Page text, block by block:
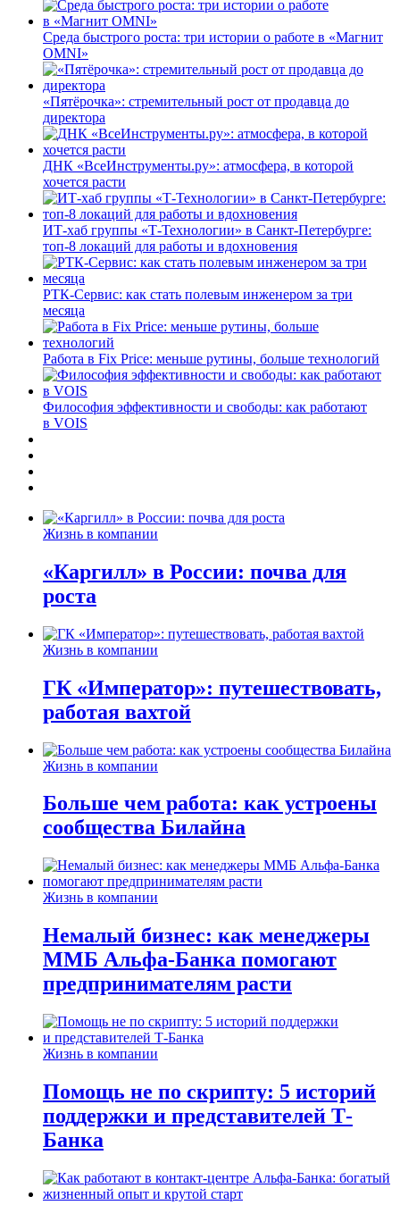
Среда быстрого роста: три истории о работе в «Магнит
OMNI»
«Пятёрочка»: стремительный рост от продавца до
директора
ДНК «ВсеИнструменты.ру»: атмосфера, в которой
хочется расти
ИТ-хаб группы «Т-Технологии» в Санкт-Петербурге:
топ-8 локаций для работы и вдохновения
РТК-Сервис: как стать полевым инженером за три
месяца
Работа в Fix Price: меньше рутины, больше технологий
Философия эффективности и свободы: как работают
в VOIS
Жизнь в компании
«Каргилл» в России: почва для
роста
Жизнь в компании
ГК «Император»: путешествовать,
работая вахтой
Жизнь в компании
Больше чем работа: как устроены
сообщества Билайна
Жизнь в компании
Немалый бизнес: как менеджеры
ММБ Альфа-Банка помогают
предпринимателям расти
Жизнь в компании
Помощь не по скрипту: 5 историй
поддержки и представителей Т-
Банка